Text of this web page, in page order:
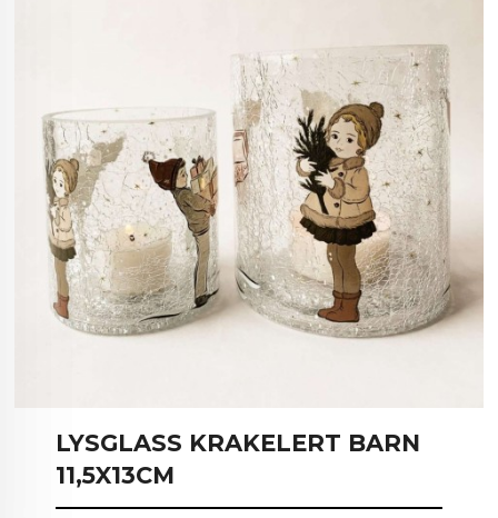
LYSGLASS KRAKELERT BARN
11,5X13CM